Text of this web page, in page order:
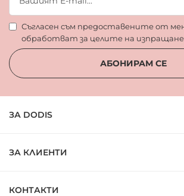
Съгласен съм предоставените от
обработват за целите на
АБОНИРАМ СЕ
ЗА DODIS
ЗА КЛИЕНТИ
КОНТАКТИ